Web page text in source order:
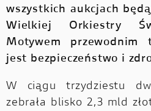
wszystkich aukcjach
Wielkiej Orkiestry
Motywem przewodnim
jest bezpieczeństwo i
W ciągu trzydziestu
zebrała blisko 2,3 mld